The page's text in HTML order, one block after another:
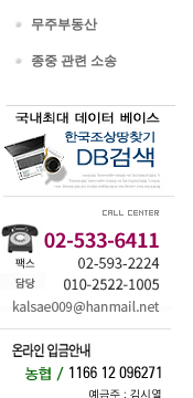
무주부동산
종중 관련 소송